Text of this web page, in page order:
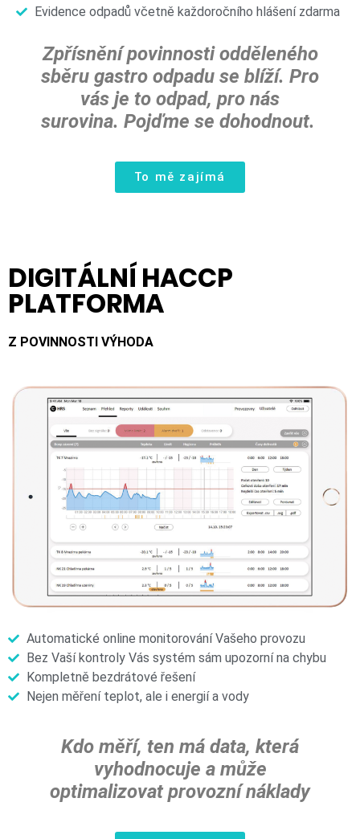
Evidence odpadů včetně každoročního hlášení zdarma
Zpřísnění povinnosti odděleného
sběru gastro odpadu se blíží. Pro
vás je to odpad, pro nás
surovina. Pojďme se dohodnout.
To mě zajímá
DIGITÁLNÍ HACCP
PLATFORMA
Z POVINNOSTI VÝHODA
Automatické online monitorování Vašeho provozu
Bez Vaší kontroly Vás systém sám upozorní na chybu
Kompletně bezdrátové řešení
Nejen měření teplot, ale i energií a vody
Kdo měří, ten má data, která
vyhodnocuje a může
optimalizovat provozní náklady